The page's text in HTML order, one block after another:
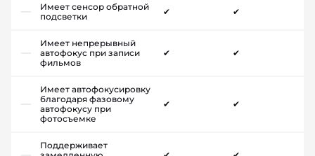
Имеет сенсор обратной
подсветки
✔ ✔
Имеет непрерывный
автофокус при записи
фильмов
✔ ✔
Имеет автофокусировку
благодаря фазовому
автофокусу при
фотосъемке
✔ ✔
Поддерживает